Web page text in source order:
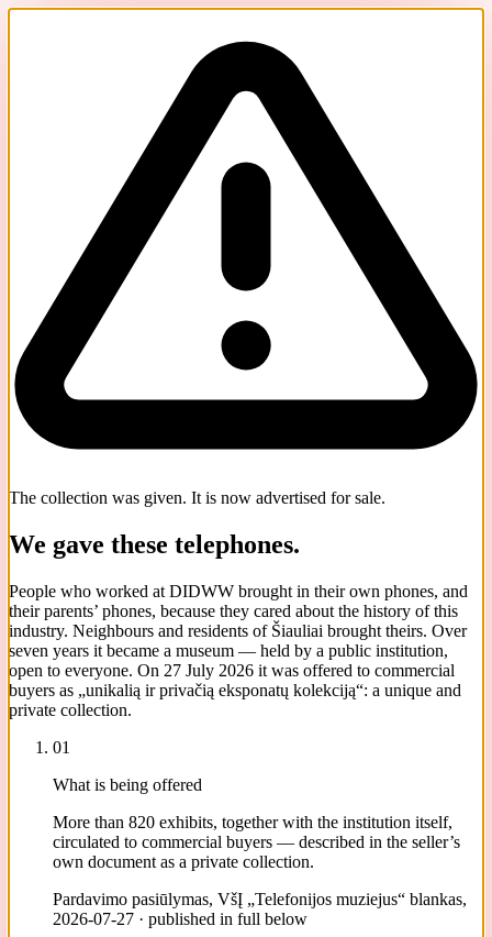
The collection was given. It is now advertised for sale.
We gave these telephones.
People who worked at DIDWW brought in their own phones, and
their parents’ phones, because they cared about the history of this
industry. Neighbours and residents of Šiauliai brought theirs. Over
seven years it became a museum — held by a public institution,
open to everyone. On 27 July 2026 it was offered to commercial
buyers as „unikalią ir privačią eksponatų kolekciją“: a unique and
private collection.
01
What is being offered
More than 820 exhibits, together with the institution itself,
circulated to commercial buyers — described in the seller’s
own document as a private collection.
Pardavimo pasiūlymas, VšĮ „Telefonijos muziejus“ blankas,
2026-07-27 · published in full below